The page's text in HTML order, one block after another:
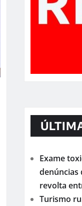
Exame
denúncias
revolta
Turismo